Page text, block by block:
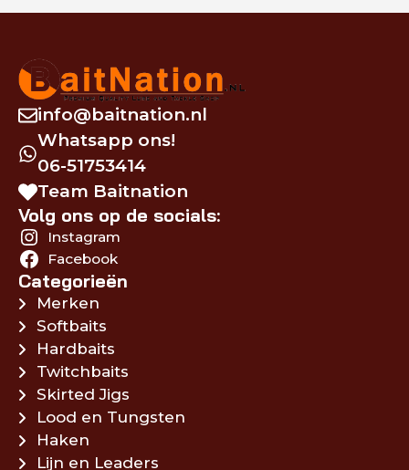
info@baitnation.nl
Whatsapp ons!
06-51753414
Team Baitnation
Volg ons op de socials:
Instagram
Facebook
Categorieën
Merken
Softbaits
Hardbaits
Twitchbaits
Skirted Jigs
Lood en Tungsten
Haken
Lijn en Leaders